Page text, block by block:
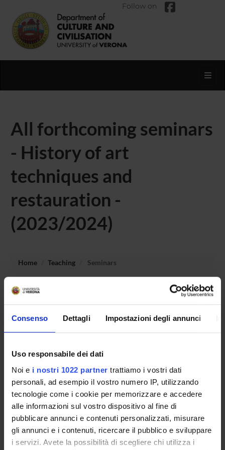
Consenso Dettagli Impostazioni degli annunci
Uso responsabile dei dati
Noi e i nostri 1022 partner trattiamo i vostri dati
personali, ad esempio il vostro numero IP, utilizzando
tecnologie come i cookie per memorizzare e accedere
alle informazioni sul vostro dispositivo al fine di
pubblicare annunci e contenuti personalizzati, misurare
gli annunci e i contenuti, ricercare il pubblico e sviluppare
i servizi. Avete la possibilità di scegliere chi utilizza i
Follow on
All forthcoming seminars
- History of art
techniques and
restauration -
(2023/2024)
Home Teaching Seminars
No recent seminar found relating to teaching History of art
techniques and restauration.
COURSES
PHD PROGRAMMES AND POSTGRADUATE
TRAINING
Contacts
People